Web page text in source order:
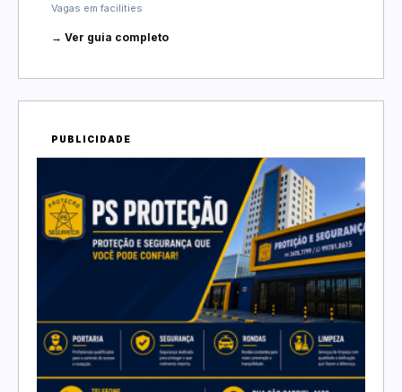
Vagas em facilities
→ Ver guia completo
PUBLICIDADE